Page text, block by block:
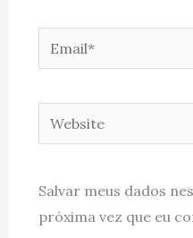
Email*
Website
Salvar meus dados
próxima vez que eu